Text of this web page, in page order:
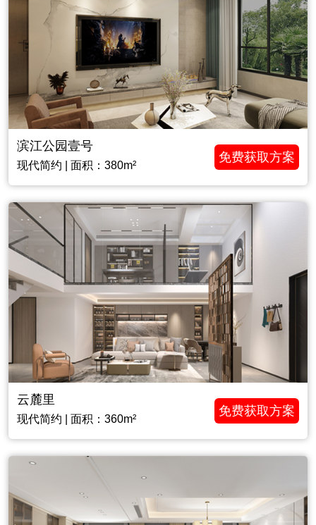
滨江公园壹号
现代简约 | 面积：380m²
免费获取方案
云麓里
现代简约 | 面积：360m²
免费获取方案